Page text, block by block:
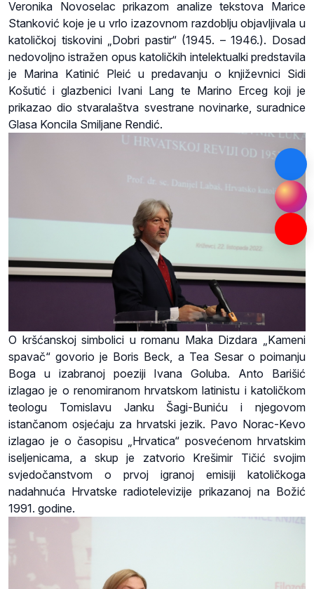
Veronika Novoselac prikazom analize tekstova Marice
Stanković koje je u vrlo izazovnom razdoblju objavljivala u
katoličkoj tiskovini „Dobri pastir“ (1945. – 1946.). Dosad
nedovoljno istražen opus katoličkih intelektualki predstavila
je Marina Katinić Pleić u predavanju o književnici Sidi
Košutić i glazbenici Ivani Lang te Marino Erceg koji je
prikazao dio stvaralaštva svestrane novinarke, suradnice
Glasa Koncila Smiljane Rendić.
O kršćanskoj simbolici u romanu Maka Dizdara „Kameni
spavač“ govorio je Boris Beck, a Tea Sesar o poimanju
Boga u izabranoj poeziji Ivana Goluba. Anto Barišić
izlagao je o renomiranom hrvatskom latinistu i katoličkom
teologu Tomislavu Janku Šagi-Buniću i njegovom
istančanom osjećaju za hrvatski jezik. Pavo Norac-Kevo
izlagao je o časopisu „Hrvatica“ posvećenom hrvatskim
iseljenicama, a skup je zatvorio Krešimir Tičić svojim
svjedočanstvom o prvoj igranoj emisiji katoličkoga
nadahnuća Hrvatske radiotelevizije prikazanoj na Božić
1991. godine.